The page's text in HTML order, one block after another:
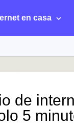
en casa
de
5